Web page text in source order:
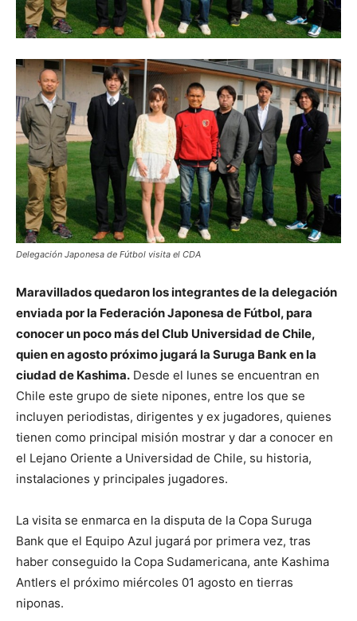
Delegación Japonesa de Fútbol visita el CDA
Maravillados quedaron los integrantes de la delegación
enviada por la Federación Japonesa de Fútbol, para
conocer un poco más del Club Universidad de Chile,
quien en agosto próximo jugará la Suruga Bank en la
ciudad de Kashima. Desde el lunes se encuentran en
Chile este grupo de siete nipones, entre los que se
incluyen periodistas, dirigentes y ex jugadores, quienes
tienen como principal misión mostrar y dar a conocer en
el Lejano Oriente a Universidad de Chile, su historia,
instalaciones y principales jugadores.
La visita se enmarca en la disputa de la Copa Suruga
Bank que el Equipo Azul jugará por primera vez, tras
haber conseguido la Copa Sudamericana, ante Kashima
Antlers el próximo miércoles 01 agosto en tierras
niponas.